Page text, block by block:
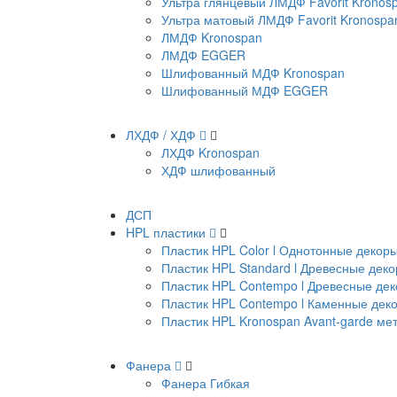
Ультра матовый ЛМДФ Favorit
ЛМДФ Kronospan
ЛМДФ EGGER
Шлифованный МДФ Kronospan
Шлифованный МДФ EGGER
ЛХДФ / ХДФ
ЛХДФ Kronospan
ХДФ шлифованный
ДСП
HPL пластики
Пластик HPL Color l Однотонные декоры
Пластик HPL Standard l Древесные
Пластик HPL Contempo l Древесные
Пластик HPL Contempo l Каменные
Пластик HPL Kronospan Avant-garde
Фанера
Фанера Гибкая